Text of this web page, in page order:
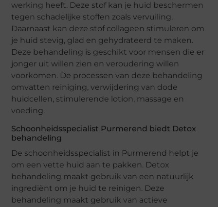
werking heeft. Deze stof kan je huid beschermen
tegen schadelijke stoffen zoals vervuiling.
Daarnaast kan deze stof collageen stimuleren om
je huid stevig, glad en gehydrateerd te maken.
Deze behandeling is geschikt voor mensen die er
jonger uit willen zien en veroudering willen
voorkomen. De processen van deze behandeling
omvatten reiniging, verwijdering van dode
huidcellen, stimulerende lotion, massage en
voeding.
Schoonheidsspecialist Purmerend biedt Detox
behandeling
De schoonheidsspecialist in Purmerend helpt je
om een vette huid aan te pakken. Detox
behandeling maakt gebruik van een natuurlijk
ingrediënt om je huid te reinigen. Deze
behandeling maakt gebruik van actieve